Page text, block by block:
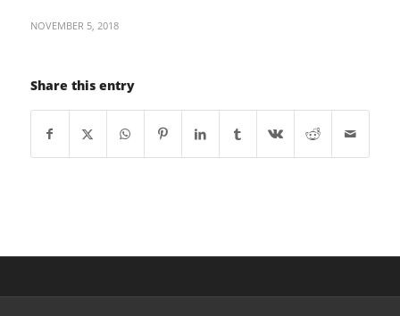
NOVEMBER 5, 2018
Share this entry